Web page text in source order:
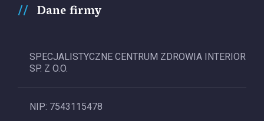
Dane firmy
SPECJALISTYCZNE CENTRUM ZDROWIA INTERIOR
SP. Z O.O.
NIP: 7543115478